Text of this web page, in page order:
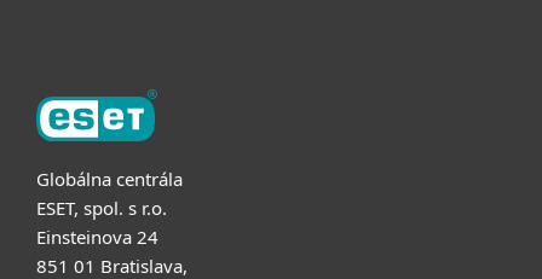
Globálna centrála
ESET, spol. s r.o.
Einsteinova 24
851 01 Bratislava,